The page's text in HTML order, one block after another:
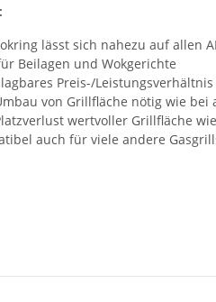
lässt sich nahezu auf allen
Beilagen und Wokgerichte
Preis-/Leistungsverhältnis
von Grillfläche nötig wie bei
wertvoller Grillfläche
auch für viele andere